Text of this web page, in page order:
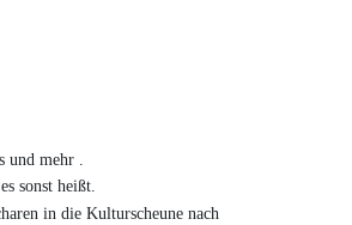
und mehr .
sonst heißt.
in die Kulturscheune nach